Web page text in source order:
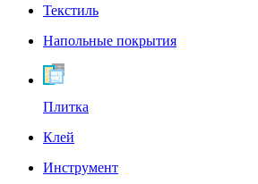
Текстиль
Напольные покрытия
Плитка
Клей
Инструмент